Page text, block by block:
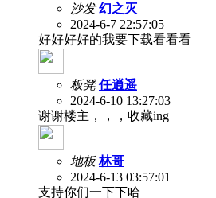
沙发 幻之灭
2024-6-7 22:57:05
好好好好的我要下载看看看
板凳 任逍遥
2024-6-10 13:27:03
谢谢楼主，，，收藏ing
地板 林哥
2024-6-13 03:57:01
支持你们一下下哈